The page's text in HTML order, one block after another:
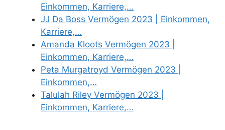
Einkommen, Karriere,…
JJ Da Boss Vermögen 2023 | Einkommen,
Karriere,…
Amanda Kloots Vermögen 2023 |
Einkommen, Karriere,…
Peta Murgatroyd Vermögen 2023 |
Einkommen,…
Talulah Riley Vermögen 2023 |
Einkommen, Karriere,…